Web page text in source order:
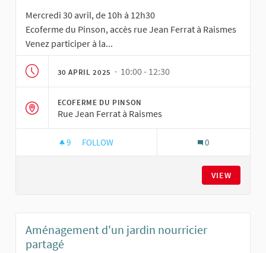
Mercredi 30 avril, de 10h à 12h30
Ecoferme du Pinson, accès rue Jean Ferrat à Raismes
Venez participer à la...
30 APRIL 2025 · 10:00 - 12:30
ECOFERME DU PINSON
Rue Jean Ferrat à Raismes
9 9 FOLLOWERS
FOLLOW 0
VIEW
Aménagement d'un jardin nourricier
partagé